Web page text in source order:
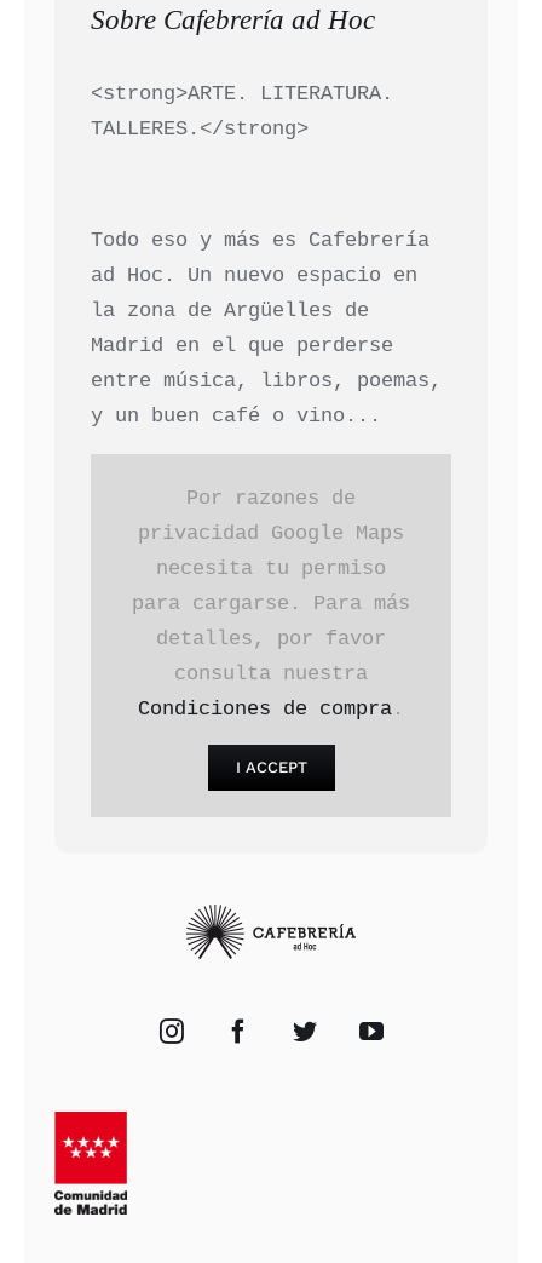
Sobre Cafebrería ad Hoc
<strong>ARTE. LITERATURA.
TALLERES.</strong>
Todo eso y más es Cafebrería
ad Hoc. Un nuevo espacio en
la zona de Argüelles de
Madrid en el que perderse
entre música, libros, poemas,
y un buen café o vino...
Por razones de
privacidad Google Maps
necesita tu permiso
para cargarse. Para más
detalles, por favor
consulta nuestra
Condiciones de compra .
I ACCEPT